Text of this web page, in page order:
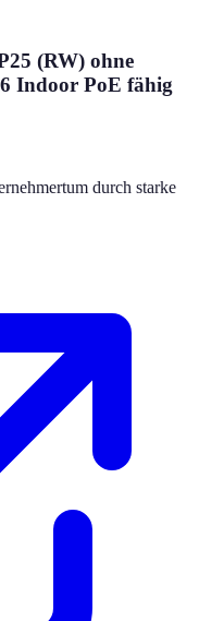
(RW) ohne
Indoor PoE fähig
durch starke